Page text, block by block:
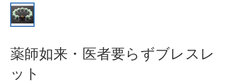
薬師如来・医者要らずブレスレ
ット